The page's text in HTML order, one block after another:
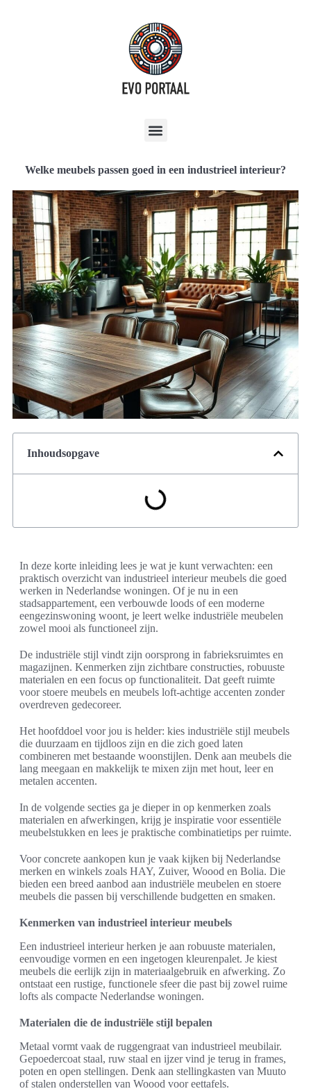
Welke meubels passen goed in een industrieel interieur?
Inhoudsopgave
In deze korte inleiding lees je wat je kunt verwachten: een
praktisch overzicht van industrieel interieur meubels die goed
werken in Nederlandse woningen. Of je nu in een
stadsappartement, een verbouwde loods of een moderne
eengezinswoning woont, je leert welke industriële meubelen
zowel mooi als functioneel zijn.
De industriële stijl vindt zijn oorsprong in fabrieksruimtes en
magazijnen. Kenmerken zijn zichtbare constructies, robuuste
materialen en een focus op functionaliteit. Dat geeft ruimte
voor stoere meubels en meubels loft-achtige accenten zonder
overdreven gedecoreer.
Het hoofddoel voor jou is helder: kies industriële stijl meubels
die duurzaam en tijdloos zijn en die zich goed laten
combineren met bestaande woonstijlen. Denk aan meubels die
lang meegaan en makkelijk te mixen zijn met hout, leer en
metalen accenten.
In de volgende secties ga je dieper in op kenmerken zoals
materialen en afwerkingen, krijg je inspiratie voor essentiële
meubelstukken en lees je praktische combinatietips per ruimte.
Voor concrete aankopen kun je vaak kijken bij Nederlandse
merken en winkels zoals HAY, Zuiver, Woood en Bolia. Die
bieden een breed aanbod aan industriële meubelen en stoere
meubels die passen bij verschillende budgetten en smaken.
Kenmerken van industrieel interieur meubels
Een industrieel interieur herken je aan robuuste materialen,
eenvoudige vormen en een ingetogen kleurenpalet. Je kiest
meubels die eerlijk zijn in materiaalgebruik en afwerking. Zo
ontstaat een rustige, functionele sfeer die past bij zowel ruime
lofts als compacte Nederlandse woningen.
Materialen die de industriële stijl bepalen
Metaal vormt vaak de ruggengraat van industrieel meubilair.
Gepoedercoat staal, ruw staal en ijzer vind je terug in frames,
poten en open stellingen. Denk aan stellingkasten van Muuto
of stalen onderstellen van Woood voor eettafels.